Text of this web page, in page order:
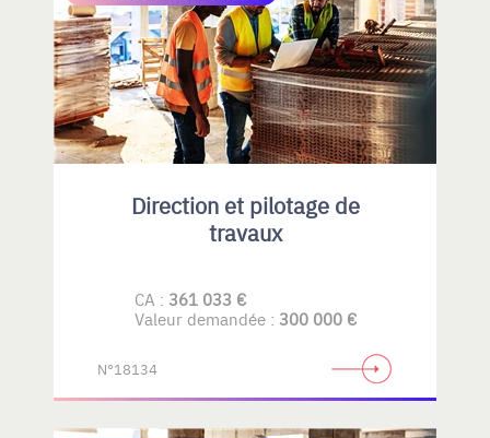
Direction et pilotage de
travaux
CA : 361 033 €
Valeur demandée : 300 000 €
N°18134